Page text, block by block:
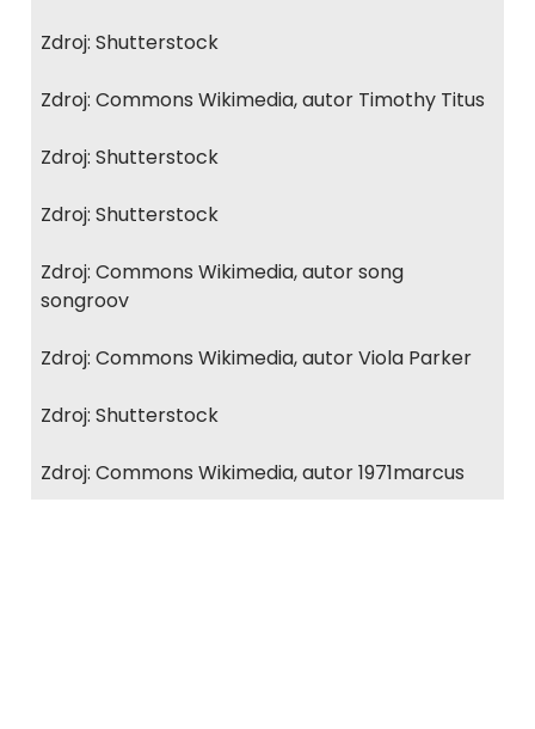
Zdroj: Shutterstock
Zdroj: Commons Wikimedia, autor Timothy Titus
Zdroj: Shutterstock
Zdroj: Shutterstock
Zdroj: Commons Wikimedia, autor song
songroov
Zdroj: Commons Wikimedia, autor Viola Parker
Zdroj: Shutterstock
Zdroj: Commons Wikimedia, autor 1971marcus